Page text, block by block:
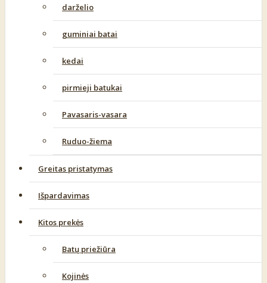
darželio
guminiai batai
kedai
pirmieji batukai
Pavasaris-vasara
Ruduo-žiema
Greitas pristatymas
Išpardavimas
Kitos prekės
Batų priežiūra
Kojinės